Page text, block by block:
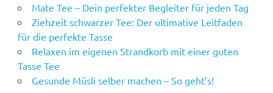
Mate Tee – Dein perfekter Begleiter für jeden Tag
Ziehzeit schwarzer Tee: Der ultimative Leitfaden
für die perfekte Tasse
Relaxen im eigenen Strandkorb mit einer guten
Tasse Tee
Gesunde Müsli selber machen – So geht’s!